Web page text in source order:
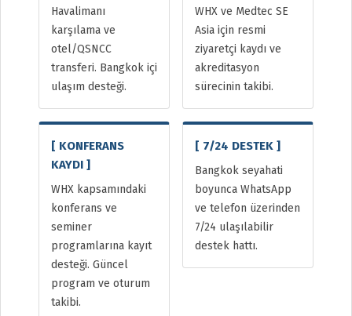
Havalimanı
karşılama ve
otel/QSNCC
transferi. Bangkok içi
ulaşım desteği.
WHX ve Medtec SE
Asia için resmi
ziyaretçi kaydı ve
akreditasyon
sürecinin takibi.
[ KONFERANS
KAYDI ]
WHX kapsamındaki
konferans ve
seminer
programlarına kayıt
desteği. Güncel
program ve oturum
takibi.
[ 7/24 DESTEK ]
Bangkok seyahati
boyunca WhatsApp
ve telefon üzerinden
7/24 ulaşılabilir
destek hattı.